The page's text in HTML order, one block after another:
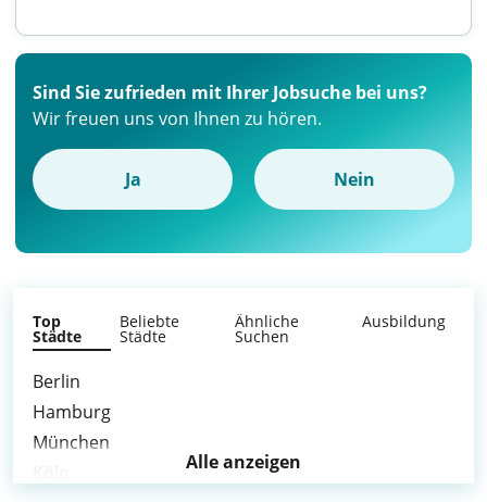
Sind Sie zufrieden mit Ihrer Jobsuche bei uns?
Wir freuen uns von Ihnen zu hören.
Ja Nein
Top
Städte
Beliebte
Städte
Ähnliche
Suchen
Ausbildung
Berlin
Hamburg
München
Alle anzeigen